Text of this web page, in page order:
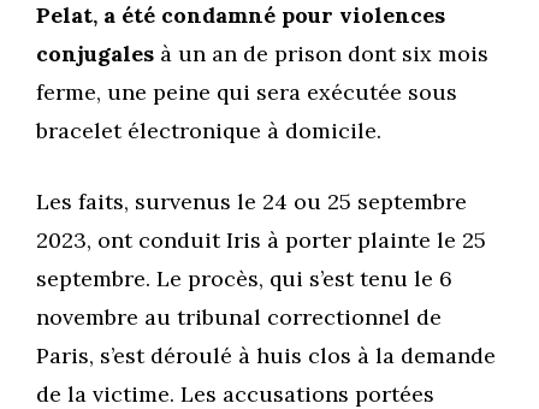
Pelat, a été condamné pour violences
conjugales à un an de prison dont six mois
ferme, une peine qui sera exécutée sous
bracelet électronique à domicile.
Les faits, survenus le 24 ou 25 septembre
2023, ont conduit Iris à porter plainte le 25
septembre. Le procès, qui s’est tenu le 6
novembre au tribunal correctionnel de
Paris, s’est déroulé à huis clos à la demande
de la victime. Les accusations portées